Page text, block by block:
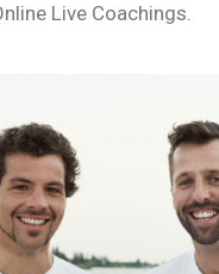
Live Coachings.